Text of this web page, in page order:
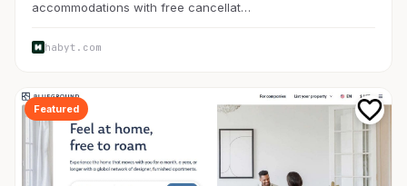
accommodations with free cancellat…
habyt.com
Featured